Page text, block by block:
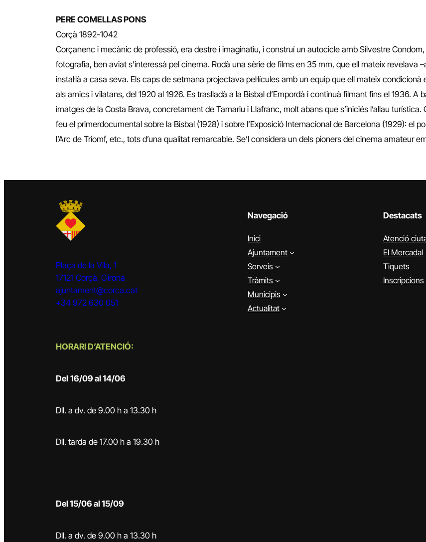
PERE COMELLAS PONS
Corçà 1892-1042
Corçanenc i mecànic de professió, era destre i imaginatiu, i construí un autocicle amb Silvestre
fotografia, ben aviat s’interessà pel cinema. Rodà una sèrie de films en 35 mm, que ell mateix revelava
instal·là a casa seva. Els caps de setmana projectava pel·lícules amb un equip que ell mateix
als amics i vilatans, del 1920 al 1926. Es traslladà a la Bisbal d’Empordà i continuà filmant fins el 1936.
imatges de la Costa Brava, concretament de Tamariu i Llafranc, molt abans que s’iniciés l’allau
feu el primerdocumental sobre la Bisbal (1928) i sobre l’Exposició Internacional de Barcelona (1929): el
l’Arc de Triomf, etc., tots d’una qualitat remarcable. Se’l considera un dels pioners del cinema amateur
Plaça de la Vila, 1
17121 Corçà, Girona
ajuntament@corca.cat
+34 972 630 051
HORARI D’ATENCIÓ:
Del 16/09 al 14/06
Dll. a dv. de 9.00 h a 13.30 h
Dll. tarda de 17.00 h a 19.30 h
Del 15/06 al 15/09
Dll. a dv. de 9.00 h a 13.30 h
Navegació
Inici
Ajuntament
Serveis
Tràmits
Municipis
Actualitat
Destacats
Atenció
El Mercadal
Tiquets
Inscripcions